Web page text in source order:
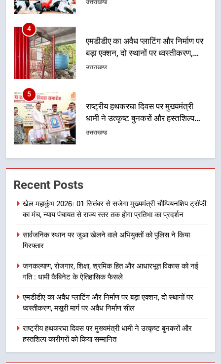
5
राष्ट्रीय हथकरघा दिवस पर मुख्यमंत्री
6
उत्तराखंड कांग्रेस में बड़ा संगठनात्मक
7
वाले महीनों में हजारों पदों पर की जाएगी
भर्ती
उत्तराखण्ड
8
का डीएम ने किया निरीक्षण; समयबद्ध एवं
गुणवत्तापूर्ण निर्माण सुनिश्चित करने के
निर्देश, सुरक्षा मानकों से कोई समझौता
नहींः डीएम
उत्तराखण्ड
1
खेल महाकुंभ 2026ः 01 सितंबर से सजेगा
मुख्यमंत्री चौम्पियनशिप ट्रॉफी का मंच,
न्याय पंचायत से राज्य स्तर तक होगा
उत्तराखण्ड
Recent Posts
खेल महाकुंभ 2026ः 01 सितंबर से सजेगा मुख्यमंत्री चौम्पियनशिप ट्रॉफी
का मंच, न्याय पंचायत से राज्य स्तर तक होगा प्रतिभा का प्रदर्शन
सार्वजनिक स्थान पर जुआ खेलने वाले अभियुक्तों को पुलिस ने किया
गिरफ्तार
जनकल्याण, रोजगार, शिक्षा, श्रमिक हित और आधारभूत विकास को नई
गति : धामी कैबिनेट के ऐतिहासिक फैसले
एमडीडीए का अवैध प्लाटिंग और निर्माण पर बड़ा एक्शन, दो स्थानों पर
ध्वस्तीकरण, मसूरी मार्ग पर अवैध निर्माण सील
राष्ट्रीय हथकरघा दिवस पर मुख्यमंत्री धामी ने उत्कृष्ट बुनकरों और
हस्तशिल्प कारीगरों को किया सम्मानित